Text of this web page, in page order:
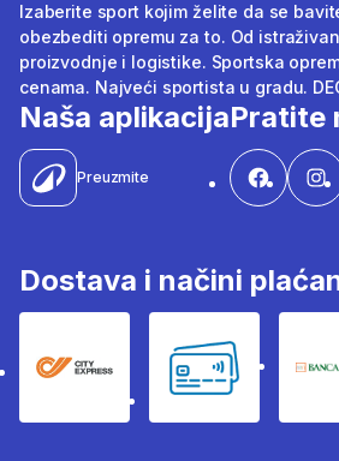
Izaberite sport kojim želite da se
obezbediti opremu za to. Od
proizvodnje i logistike. Sportska
cenama. Najveći sportista u gradu.
Naša aplikacija
Preuzmite
Pratite
Dostava i načini
City Express Bankovne